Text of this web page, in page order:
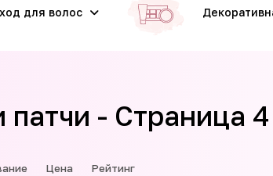
для волос
- Страница 4
Цена Рейтинг